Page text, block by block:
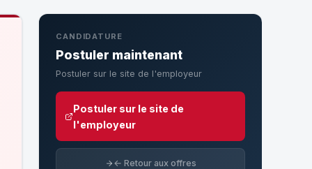
CANDIDATURE
Postuler maintenant
Postuler sur le site de l'employeur
Postuler sur le site de
l'employeur
← Retour aux offres